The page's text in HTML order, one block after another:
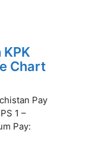
KPK
Chart
Pay
1 –
Pay: